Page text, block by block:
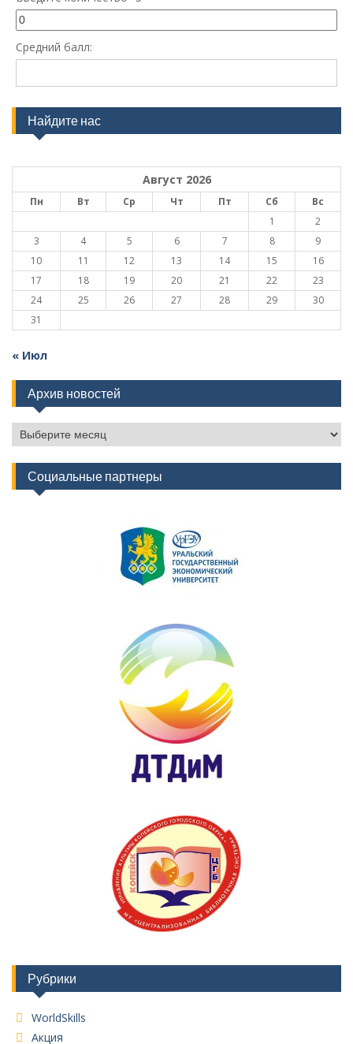
Средний балл:
Найдите нас
Август 2026
Пн Вт Ср Чт Пт Сб
Вс
1
2
3
4 5 6 7 8
9
10
11 12 13 14 15
16
17
18 19 20 21 22
23
24
25 26 27 28 29
30
31
« Июл
Архив новостей
Архив
новостей
Социальные партнеры
Рубрики
WorldSkills
Акция